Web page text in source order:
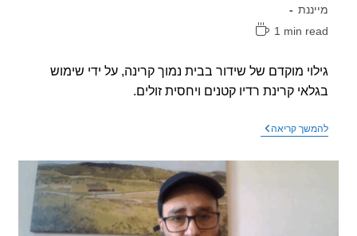
1 min
מוקדם של שידור בבית נמוך קרינה, על ידי שימוש
קרינת רדיו קטנים ויחסית זולים.
קריאהגילוי